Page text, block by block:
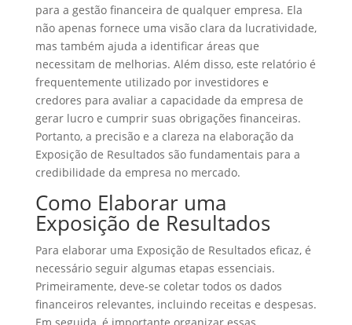
para a gestão financeira de qualquer empresa. Ela
não apenas fornece uma visão clara da lucratividade,
mas também ajuda a identificar áreas que
necessitam de melhorias. Além disso, este relatório é
frequentemente utilizado por investidores e
credores para avaliar a capacidade da empresa de
gerar lucro e cumprir suas obrigações financeiras.
Portanto, a precisão e a clareza na elaboração da
Exposição de Resultados são fundamentais para a
credibilidade da empresa no mercado.
Como Elaborar uma
Exposição de Resultados
Para elaborar uma Exposição de Resultados eficaz, é
necessário seguir algumas etapas essenciais.
Primeiramente, deve-se coletar todos os dados
financeiros relevantes, incluindo receitas e despesas.